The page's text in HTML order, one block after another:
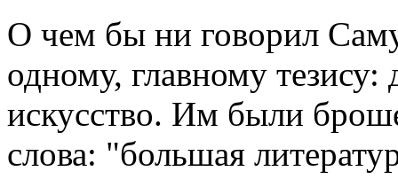
О чем бы ни говорил
одному, главному тезису:
искусство. Им были
слова: "большая